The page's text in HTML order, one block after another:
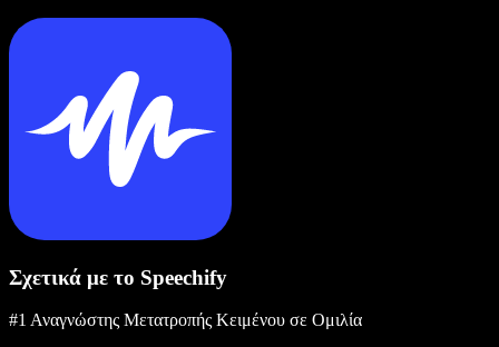
Σχετικά με το Speechify
#1 Αναγνώστης Μετατροπής Κειμένου σε Ομιλία